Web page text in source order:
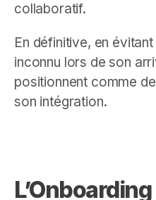
collaboratif.
En définitive, en
inconnu lors de son
positionnent comme
son intégration.